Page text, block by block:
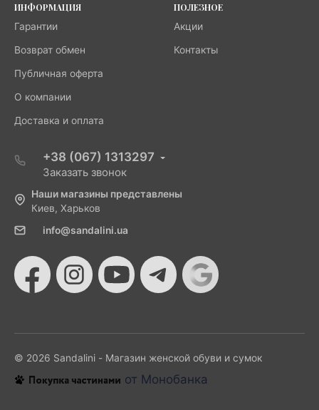
ИНФОРМАЦИЯ
Гарантии
Возврат обмен
Публичная оферта
О компании
Доставка и оплата
ПОЛЕЗНОЕ
Акции
Контакты
+38 (067) 1313297
Заказать звонок
Наши магазины представлены
Киев, Харьков
info@sandalini.ua
© 2026 Sandalini - Магазин женской обуви и сумок
от Монобанка